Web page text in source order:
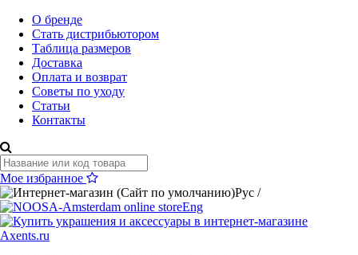
О бренде
Стать дистрибьютором
Таблица размеров
Доставка
Оплата и возврат
Советы по уходу
Статьи
Контакты
Мое избранное
Рус /
Eng